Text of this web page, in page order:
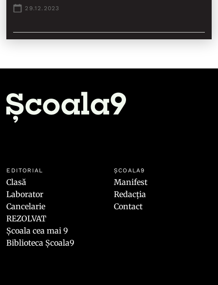
29.12.2023
EDITORIAL
Clasă
Laborator
Cancelarie
REZOLVAT
Școala cea mai 9
Biblioteca Școala9
ȘCOALA9
Manifest
Redacția
Contact